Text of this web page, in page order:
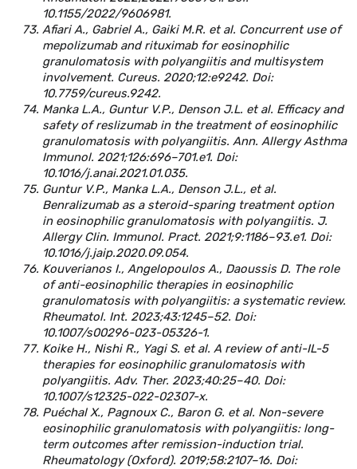
10.1155/2022/9606981.
Afiari A., Gabriel A., Gaiki M.R. et al. Concurrent use of
mepolizumab and rituximab for eosinophilic
granulomatosis with polyangiitis and multisystem
involvement. Cureus. 2020;12:e9242. Doi:
10.7759/cureus.9242.
Manka L.A., Guntur V.P., Denson J.L. et al. Efficacy and
safety of reslizumab in the treatment of eosinophilic
granulomatosis with polyangiitis. Ann. Allergy Asthma
Immunol. 2021;126:696–701.e1. Doi:
10.1016/j.anai.2021.01.035.
Guntur V.P., Manka L.A., Denson J.L., et al.
Benralizumab as a steroid-sparing treatment option
in eosinophilic granulomatosis with polyangiitis. J.
Allergy Clin. Immunol. Pract. 2021;9:1186–93.e1. Doi:
10.1016/j.jaip.2020.09.054.
Kouverianos I., Angelopoulos A., Daoussis D. The role
of anti-eosinophilic therapies in eosinophilic
granulomatosis with polyangiitis: a systematic review.
Rheumatol. Int. 2023;43:1245–52. Doi:
10.1007/s00296-023-05326-1.
Koike H., Nishi R., Yagi S. et al. A review of anti-IL-5
therapies for eosinophilic granulomatosis with
polyangiitis. Adv. Ther. 2023;40:25–40. Doi:
10.1007/s12325-022-02307-x.
Puéchal X., Pagnoux C., Baron G. et al. Non-severe
eosinophilic granulomatosis with polyangiitis: long-
term outcomes after remission-induction trial.
Rheumatology (Oxford). 2019;58:2107–16. Doi: